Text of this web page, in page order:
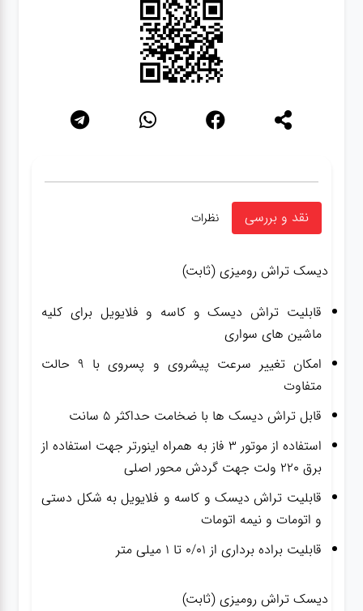
نقد و بررسی نظرات
دیسک تراش رومیزی (ثابت)
قابلیت تراش دیسک و کاسه و فلایویل برای کلیه
ماشین های سواری
امکان تغییر سرعت پیشروی و پسروی با ۹ حالت
متفاوت
قابل تراش دیسک ها با ضخامت حداکثر ۵ سانت
استفاده از موتور ۳ فاز به همراه اینورتر جهت استفاده از
برق ۲۲۰ ولت جهت گردش محور اصلی
قابلیت تراش دیسک و کاسه و فلایویل به شکل دستی
و اتومات و نیمه اتومات
قابلیت براده برداری از 0/01 تا 1 میلی متر
دیسک تراش رومیزی (ثابت)